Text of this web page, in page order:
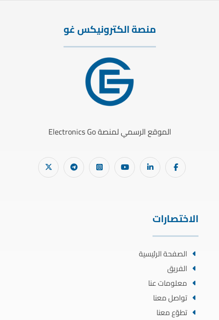
منصة الكترونيكس غو
الموقع الرسمي لمنصة Electronics Go
الاختصارات
الصفحة الرئيسية
الفريق
معلومات عنا
تواصل معنا
تطوّع معنا